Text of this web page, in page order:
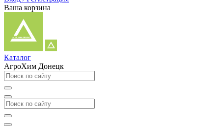
Ваша корзина
Каталог
АгроХим Донецк